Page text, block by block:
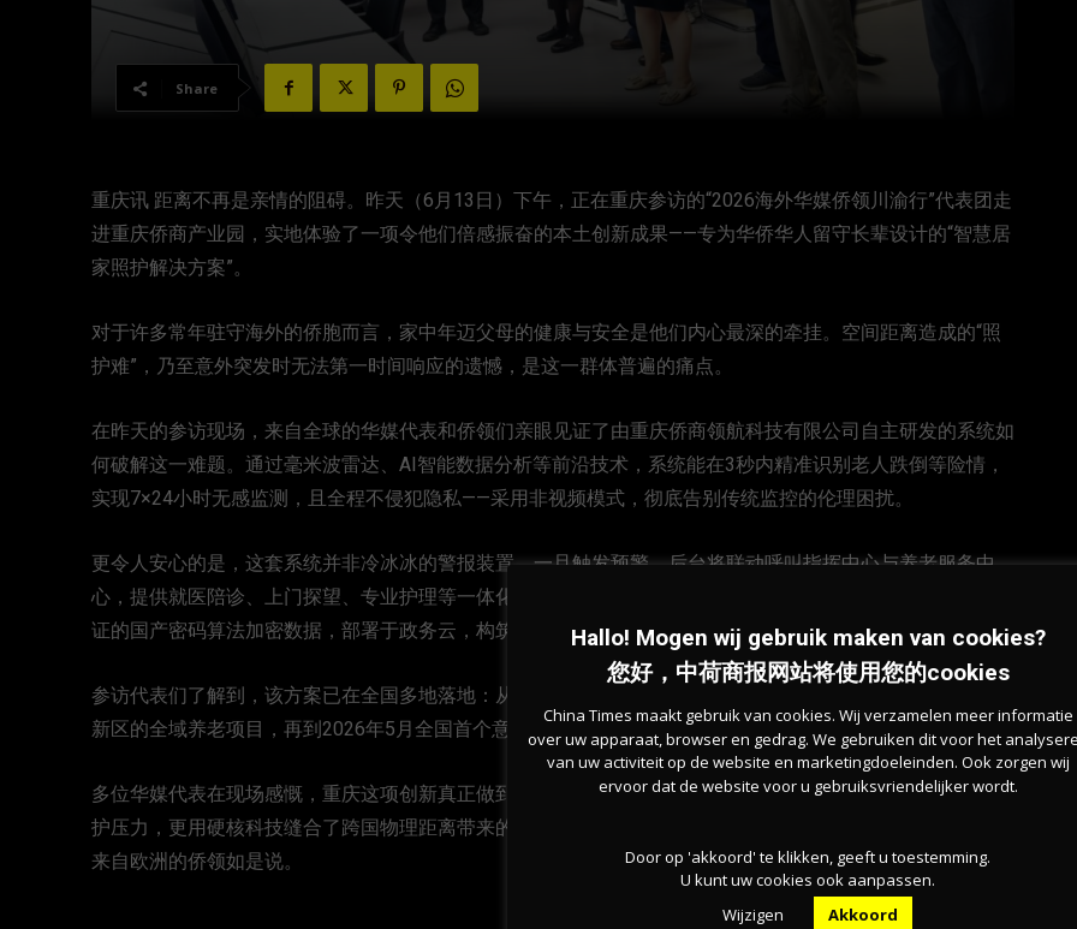
Share
重庆讯 距离不再是亲情的阻碍。昨天（6月13日）下午，正在重庆参访的“2026海外华媒侨领川渝行”代表团走
进重庆侨商产业园，实地体验了一项令他们倍感振奋的本土创新成果——专为华侨华人留守长辈设计的“智慧居
家照护解决方案”。
对于许多常年驻守海外的侨胞而言，家中年迈父母的健康与安全是他们内心最深的牵挂。空间距离造成的“照
护难”，乃至意外突发时无法第一时间响应的遗憾，是这一群体普遍的痛点。
在昨天的参访现场，来自全球的华媒代表和侨领们亲眼见证了由重庆侨商领航科技有限公司自主研发的系统如
何破解这一难题。通过毫米波雷达、AI智能数据分析等前沿技术，系统能在3秒内精准识别老人跌倒等险情，
实现7×24小时无感监测，且全程不侵犯隐私——采用非视频模式，彻底告别传统监控的伦理困扰。
更令人安心的是，这套系统并非冷冰冰的警报装置。一旦触发预警，后台将联动呼叫指挥中心与养老服务中
心，提供就医陪诊、上门探望、专业护理等一体化服务。平台系统在线率高达99.98%，并采用国家密码局认
证的国产密码算法加密数据，部署于政务云，构筑了极高的安全屏障。
参访代表们了解到，该方案已在全国多地落地：从北京、厦门的智慧养老试点，到2025年重庆北碚区、两江
新区的全域养老项目，再到2026年5月全国首个意定监护平台试点落地，技术成熟度与推广速度令人瞩目。
多位华媒代表在现场感慨，重庆这项创新真正做到了“智慧脑”与“大温情”的结合。它不仅释放了海外子女的照
护压力，更用硬核科技缝合了跨国物理距离带来的遗憾。“这让我们在海外的奋斗，少了一份后顾之忧。”一位
来自欧洲的侨领如是说。
Hallo! Mogen wij gebruik maken van cookies?
您好，中荷商报网站将使用您的cookies
China Times maakt gebruik van cookies. Wij verzamelen meer informatie
over uw apparaat, browser en gedrag. We gebruiken dit voor het
van uw activiteit op de website en marketingdoeleinden. Ook zorgen wij
ervoor dat de website voor u gebruiksvriendelijker wordt.
Door op 'akkoord' te klikken, geeft u toestemming.
U kunt uw cookies ook aanpassen.
Wijzigen
Akkoord